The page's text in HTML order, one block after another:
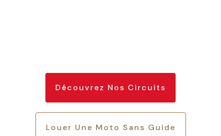
Découvrez Nos Circuits
Louer Une Moto Sans Guide